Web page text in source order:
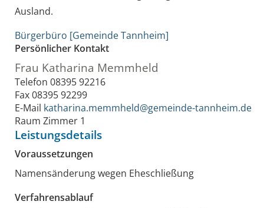
Ausland.
Bürgerbüro [Gemeinde Tannheim]
Persönlicher Kontakt
Frau Katharina Memmheld
Telefon 08395 92216
Fax08395 92299
E-Mail katharina.memmheld@gemeinde-tannheim.de
Raum Zimmer 1
Leistungsdetails
Voraussetzungen
Namensänderung wegen Eheschließung
Verfahrensablauf